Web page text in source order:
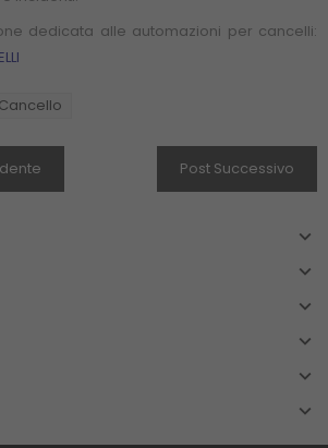
dedicata alle automazioni per cancelli:
Post Successivo